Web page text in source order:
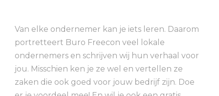
Van elke ondernemer kan je iets leren. Daarom
portretteert Buro Freecon veel lokale
ondernemers en schrijven wij hun verhaal voor
jou. Misschien ken je ze wel en vertellen ze
zaken die ook goed voor jouw bedrijf zijn. Doe